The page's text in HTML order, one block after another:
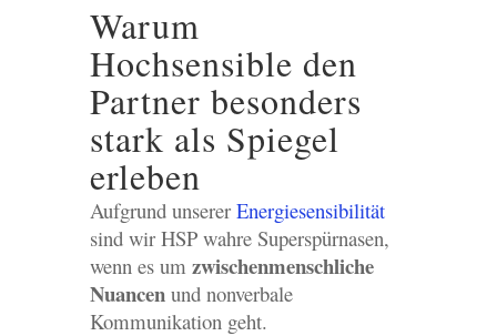
Warum
Hochsensible den
Partner besonders
stark als Spiegel
erleben
Aufgrund unserer Energiesensibilität
sind wir HSP wahre Superspürnasen,
wenn es um zwischenmenschliche
Nuancenund nonverbale
Kommunikation geht.